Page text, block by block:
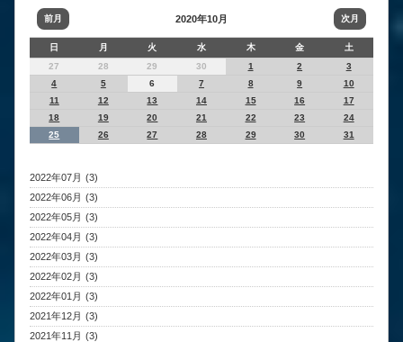
前月 2020年10月 次月
日 月 火 水 木 金
土
27
28 29 30 1 2
3
4
5 6 7 8 9
10
11
12 13 14 15 16
17
18
19 20 21 22 23
24
25
26 27 28 29 30 31
2022年07月 (3)
2022年06月 (3)
2022年05月 (3)
2022年04月 (3)
2022年03月 (3)
2022年02月 (3)
2022年01月 (3)
2021年12月 (3)
2021年11月 (3)